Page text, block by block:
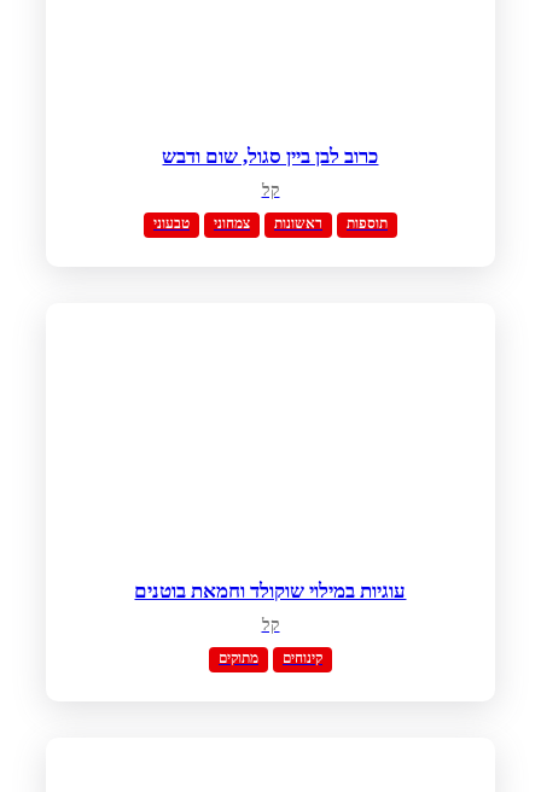
כרוב לבן ביין סגול, שום ודבש
קל
טבעוני צמחוני ראשונות תוספות
עוגיות במילוי שוקולד וחמאת בוטנים
קל
מתוקים קינוחים